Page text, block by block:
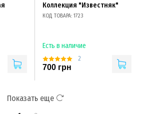
Коллекция "Известняк"
КОД ТОВАРА: 1723
Есть в наличие
2
700 грн
Показать еще